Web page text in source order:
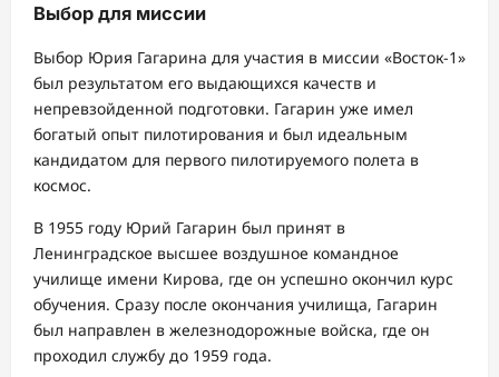
Выбор для миссии
Выбор Юрия Гагарина для участия в миссии «Восток-1»
был результатом его выдающихся качеств и
непревзойденной подготовки. Гагарин уже имел
богатый опыт пилотирования и был идеальным
кандидатом для первого пилотируемого полета в
космос.
В 1955 году Юрий Гагарин был принят в
Ленинградское высшее воздушное командное
училище имени Кирова, где он успешно окончил курс
обучения. Сразу после окончания училища, Гагарин
был направлен в железнодорожные войска, где он
проходил службу до 1959 года.